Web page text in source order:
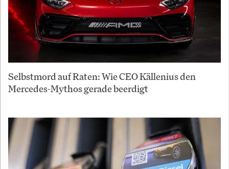
Selbstmord auf Raten: Wie CEO Källenius den
Mercedes-Mythos gerade beerdigt